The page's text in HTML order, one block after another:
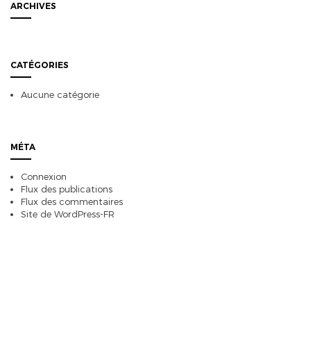
ARCHIVES
CATÉGORIES
Aucune catégorie
MÉTA
Connexion
Flux des publications
Flux des commentaires
Site de WordPress-FR